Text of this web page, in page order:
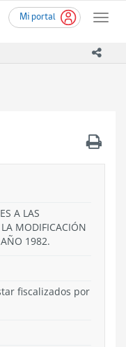
Mi portal
Toggle
A LAS
MODIFICACIÓN
AÑO 1982.
fiscalizados por